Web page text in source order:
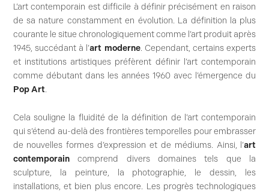
L’art contemporain est difficile à définir précisément en raison
de sa nature constamment en évolution. La définition la plus
courante le situe chronologiquement comme l’art produit après
1945, succédant à l’art moderne. Cependant, certains experts
et institutions artistiques préfèrent définir l’art contemporain
comme débutant dans les années 1960 avec l’émergence du
Pop Art.
Cela souligne la fluidité de la définition de l’art contemporain
qui s’étend au-delà des frontières temporelles pour embrasser
de nouvelles formes d’expression et de médiums. Ainsi, l’art
contemporaincomprend divers domaines tels que la
sculpture, la peinture, la photographie, le dessin, les
installations, et bien plus encore. Les progrès technologiques